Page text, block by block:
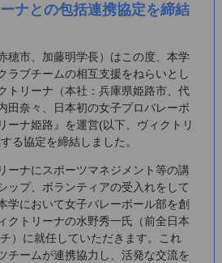
ナとの包括連携協定を締結
穂市、加藤明学長）はこの度、本学
ラブチームの相互支援をねらいとし
トリーナ（本社：兵庫県姫路市、代
田奈々、日本初の女子プロバレーボ
ーナ姫路』を運営(以下、ヴィクトリ
る協定を締結しました。
ーナにスポーツマネジメント等の講
ップ、ボランティアの受入れをして
学において女子バレーボール部を創
クトリーナの水野秀一氏（前全日本
）に就任していただきます。これ
チームが連携協力し、活発な交流を